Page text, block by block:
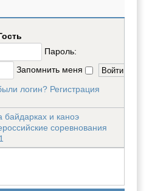
Пароль:
Запомнить меня
логин? Регистрация
байдарках и каноэ
соревнования